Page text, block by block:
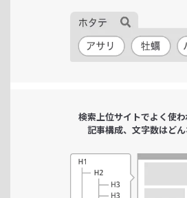
検索上位サイトでよく使わ
記事構成、文字数はど